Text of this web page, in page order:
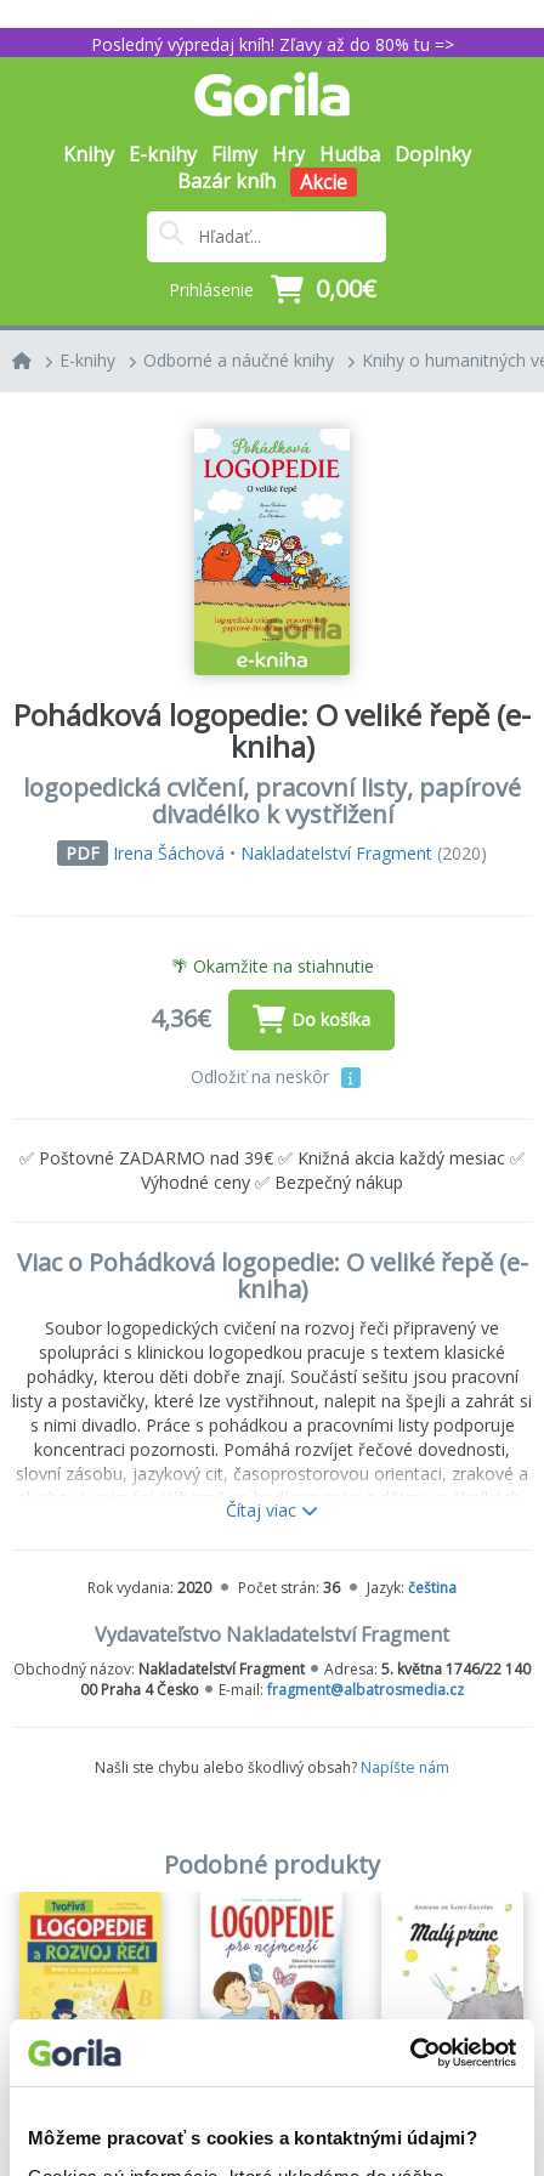
Môžeme pracovať s cookies a kontaktnými údajmi?
Posledný výpredaj kníh! Zľavy až do 80% tu =>
Knihy E-knihy Filmy Hry Hudba Doplnky
Bazár kníh
Akcie
Prihlásenie 0,00€
E-knihy Odborné a náučné knihy Knihy o humanitných
Pohádková logopedie: O veliké řepě (e-
kniha)
logopedická cvičení, pracovní listy, papírové
divadélko k vystřižení
PDF Irena Šáchová • Nakladatelství Fragment (2020)
🌴 Okamžite na stiahnutie
4,36€ Do košíka
Odložiť na neskôr
✅ Poštovné ZADARMO nad 39€ ✅ Knižná akcia každý mesiac ✅
Výhodné ceny ✅ Bezpečný nákup
Viac o Pohádková logopedie: O veliké řepě (e-
kniha)
Soubor logopedických cvičení na rozvoj řeči připravený ve
spolupráci s klinickou logopedkou pracuje s textem klasické
pohádky, kterou děti dobře znají. Součástí sešitu jsou pracovní
listy a postavičky, které lze vystřihnout, nalepit na špejli a zahrát si
s nimi divadlo. Práce s pohádkou a pracovními listy podporuje
koncentraci pozornosti. Pomáhá rozvíjet řečové dovednosti,
slovní zásobu, jazykový cit, časoprostorovou orientaci, zrakové a
sluchové vnímání. Výborně se hodí pro práci s dětmi ve školkách,
mateřských centrech, poradnách a ordinacích, skvěle však
Čítaj viac
Rok vydania: 2020 Počet strán: 36 Jazyk: čeština
Vydavateľstvo Nakladatelství Fragment
Obchodný názov: Nakladatelství Fragment Adresa: 5. května 1746/22 140
00 Praha 4 Česko
E-mail:fragment@albatrosmedia.cz
Našli ste chybu alebo škodlivý obsah? Napíšte nám
Podobné produkty
Tvořivá logopedie a rozvoj řeči Logopedie pro nejmenší Malý princ